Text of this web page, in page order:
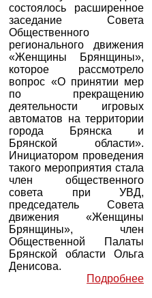
состоялось расширенное
заседание Совета
Общественного
регионального движения
«Женщины Брянщины»,
которое рассмотрело
вопрос «О принятии мер
по прекращению
деятельности игровых
автоматов на территории
города Брянска и
Брянской области».
Инициатором проведения
такого мероприятия стала
член общественного
совета при УВД,
председатель Совета
движения «Женщины
Брянщины», член
Общественной Палаты
Брянской области Ольга
Денисова.
Подробнее